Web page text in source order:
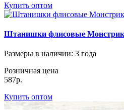
Купить оптом
Штанишки флисовые
Размеры в наличии: 3 года
Розничная цена
587р.
Купить оптом